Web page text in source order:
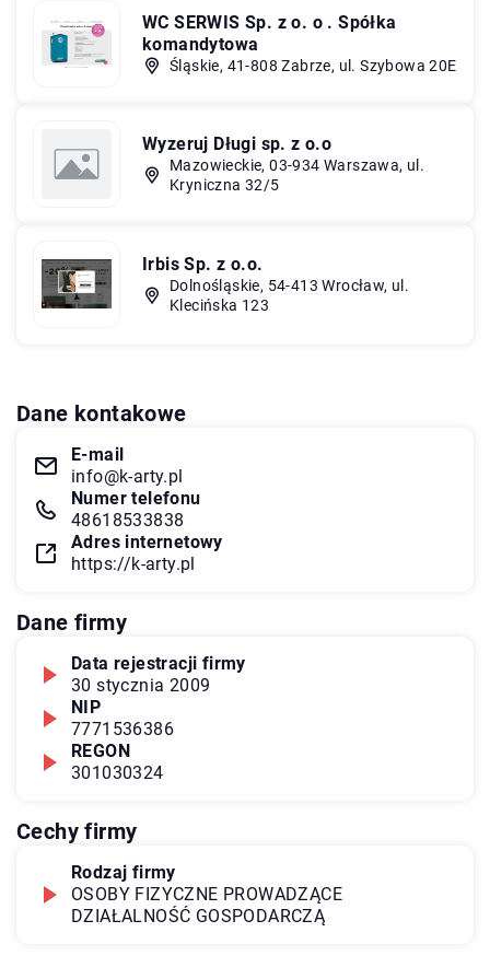
WC SERWIS Sp. z o. o . Spółka
komandytowa
Śląskie, 41-808 Zabrze, ul. Szybowa 20E
Wyzeruj Długi sp. z o.o
Mazowieckie, 03-934 Warszawa, ul.
Kryniczna 32/5
Irbis Sp. z o.o.
Dolnośląskie, 54-413 Wrocław, ul.
Klecińska 123
Dane kontakowe
E-mail
info@k-arty.pl
Numer telefonu
48618533838
Adres internetowy
https://k-arty.pl
Dane firmy
Data rejestracji firmy
30 stycznia 2009
NIP
7771536386
REGON
301030324
Cechy firmy
Rodzaj firmy
OSOBY FIZYCZNE PROWADZĄCE
DZIAŁALNOŚĆ GOSPODARCZĄ